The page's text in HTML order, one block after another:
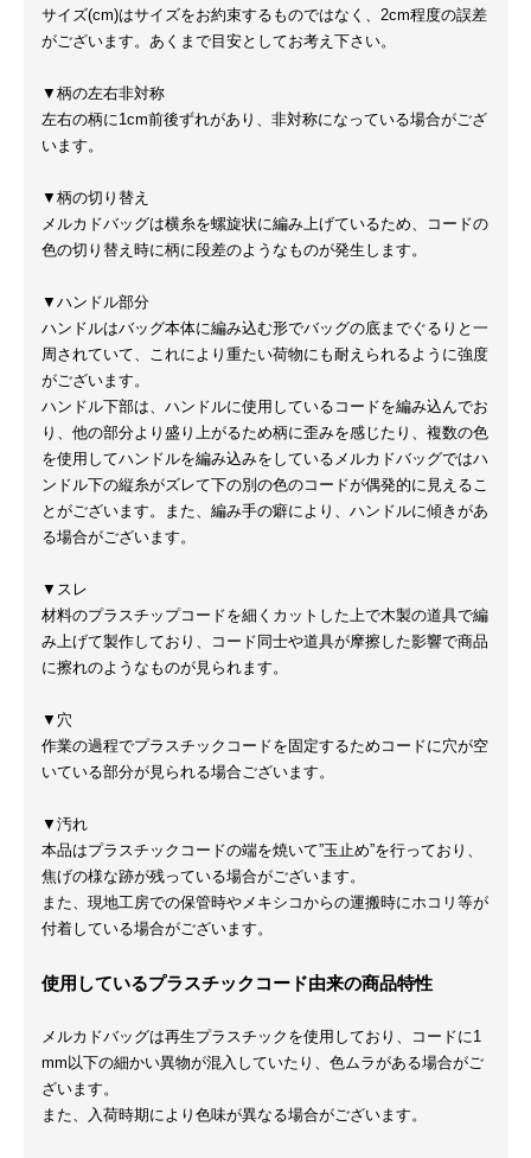
サイズ(cm)はサイズをお約束するものではなく、2cm程度の誤差
がございます。あくまで目安としてお考え下さい。
▼柄の左右非対称
左右の柄に1cm前後ずれがあり、非対称になっている場合がござ
います。
▼柄の切り替え
メルカドバッグは横糸を螺旋状に編み上げているため、コードの
色の切り替え時に柄に段差のようなものが発生します。
▼ハンドル部分
ハンドルはバッグ本体に編み込む形でバッグの底までぐるりと一
周されていて、これにより重たい荷物にも耐えられるように強度
がございます。
ハンドル下部は、ハンドルに使用しているコードを編み込んでお
り、他の部分より盛り上がるため柄に歪みを感じたり、複数の色
を使用してハンドルを編み込みをしているメルカドバッグではハ
ンドル下の縦糸がズレて下の別の色のコードが偶発的に見えるこ
とがございます。また、編み手の癖により、ハンドルに傾きがあ
る場合がございます。
▼スレ
材料のプラスチップコードを細くカットした上で木製の道具で編
み上げて製作しており、コード同士や道具が摩擦した影響で商品
に擦れのようなものが見られます。
▼穴
作業の過程でプラスチックコードを固定するためコードに穴が空
いている部分が見られる場合ございます。
▼汚れ
本品はプラスチックコードの端を焼いて”玉止め”を行っており、
焦げの様な跡が残っている場合がございます。
また、現地工房での保管時やメキシコからの運搬時にホコリ等が
付着している場合がございます。
使用しているプラスチックコード由来の商品特性
メルカドバッグは再生プラスチックを使用しており、コードに1
mm以下の細かい異物が混入していたり、色ムラがある場合がご
ざいます。
また、入荷時期により色味が異なる場合がございます。